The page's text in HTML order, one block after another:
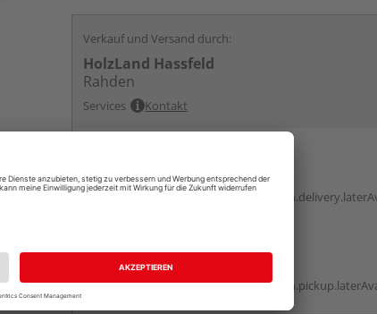
Verkauf und Versand durch:
HolzLand Hassfeld
Rahden
Services Kontakt
Auf Vorbestellung:
Auf Vorbestellung: